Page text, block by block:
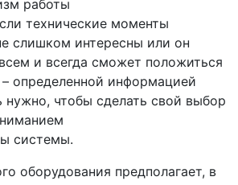
работы
технические моменты
слишком интересны или он
и всегда сможет положиться
определенной информацией
нужно, чтобы сделать свой выбор
системы.
оборудования предполагает, в